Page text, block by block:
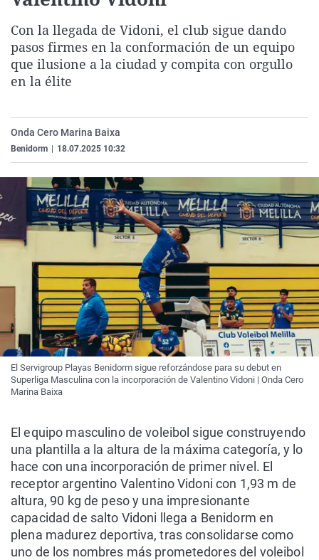
Gente viajera
Como el perro y el
Retornados
Equipo de
Galicia
La Rioja
Televisión
Elecciones
Con la llegada de Vidoni, el club sigue dando
pasos firmes en la conformación de un equipo
que ilusione a la ciudad y compita con orgullo
en la élite
Onda Cero Marina Baixa
Benidorm 18.07.2025 10:32
El Servigroup Playas Benidorm sigue reforzándose para su debut en
Superliga Masculina con la incorporación de Valentino Vidoni | Onda Cero
Marina Baixa
El equipo masculino de voleibol sigue construyendo
una plantilla a la altura de la máxima categoría, y lo
hace con una incorporación de primer nivel. El
receptor argentino Valentino Vidoni con 1,93 m de
altura, 90 kg de peso y una impresionante
capacidad de salto Vidoni llega a Benidorm en
plena madurez deportiva, tras consolidarse como
uno de los nombres más prometedores del voleibol